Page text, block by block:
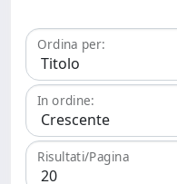
Ordina per:
In ordine:
Risultati/Pagina